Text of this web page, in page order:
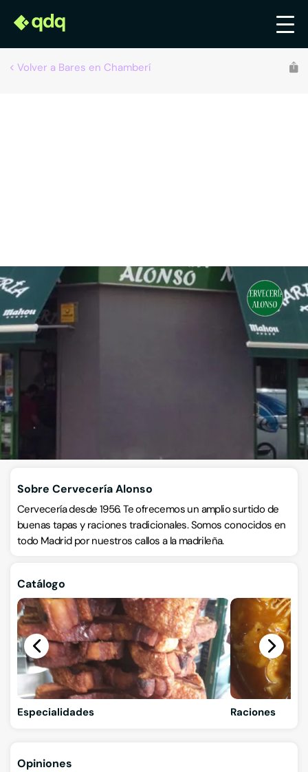
Volver a Bares en Chamberí
Recomendado por qdq
Cervecería Alonso
Bares
Calle de Gabriel Lobo 18, 28002, Madrid, Madrid, Madrid
ESCRÍBENOS
Sobre Cervecería Alonso
Cervecería desde 1956. Te ofrecemos un amplio surtido de
buenas tapas y raciones tradicionales. Somos conocidos en
todo Madrid por nuestros callos a la madrileña.
Catálogo
Especialidades Raciones
Opiniones